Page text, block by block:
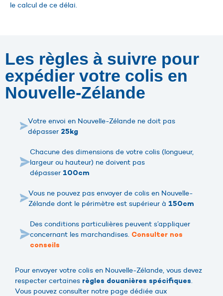
le calcul de ce délai.
Les règles à suivre pour
expédier votre colis en
Nouvelle-Zélande
Votre envoi en Nouvelle-Zélande ne doit pas
dépasser 25kg
Chacune des dimensions de votre colis (longueur,
largeur ou hauteur) ne doivent pas
dépasser100cm
Vous ne pouvez pas envoyer de colis en Nouvelle-
Zélande dont le périmètre est supérieur à 150cm
Des conditions particulières peuvent s’appliquer
concernant les marchandises. Consulter nos
conseils
Pour envoyer votre colis en Nouvelle-Zélande, vous devez
respecter certaines règles douanières spécifiques.
Vous pouvez consulter notre page dédiée aux